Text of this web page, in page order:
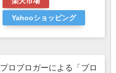
Yahooショッピング
プロブロガーによる「ブロ